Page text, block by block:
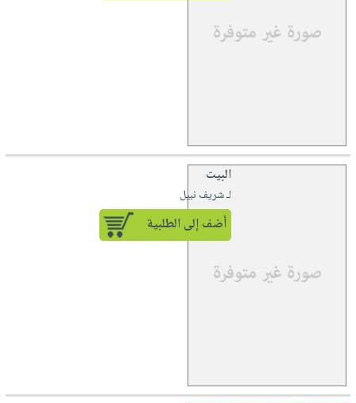
البيت
لـ شريف نبيل
أضف إلى الطلبية